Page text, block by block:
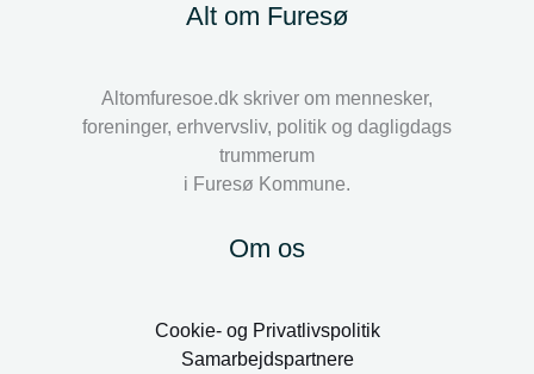
Alt om Furesø
Altomfuresoe.dk skriver om mennesker,
foreninger, erhvervsliv, politik og dagligdags
trummerum
i Furesø Kommune.
Om os
Cookie- og Privatlivspolitik
Samarbejdspartnere